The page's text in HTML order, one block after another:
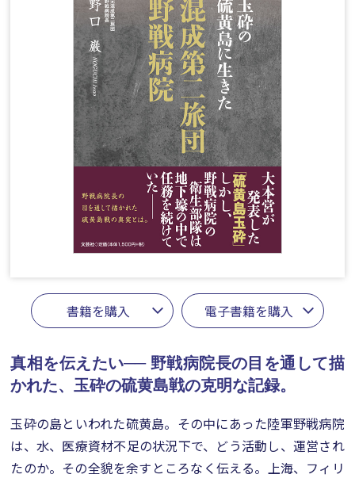
書籍を購入 電子書籍を購入
真相を伝えたい──野戦病院長の目を通して描
かれた、玉砕の硫黄島戦の克明な記録。
玉砕の島といわれた硫黄島。その中にあった陸軍野戦病院
は、水、医療資材不足の状況下で、どう活動し、運営され
たのか。その全貌を余すところなく伝える。上海、フィリ